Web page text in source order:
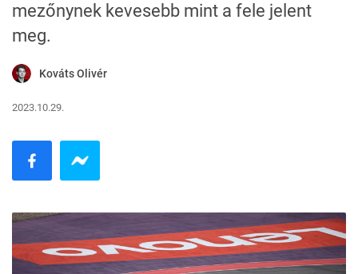
mezőnynek kevesebb mint a fele jelent
meg.
Kováts Olivér
2023.10.29.